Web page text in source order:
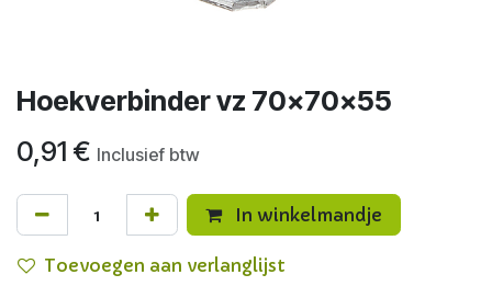
Hoekverbinder vz 70x70x55
0,91 € Inclusief btw
In winkelmandje
Toevoegen aan verlanglijst